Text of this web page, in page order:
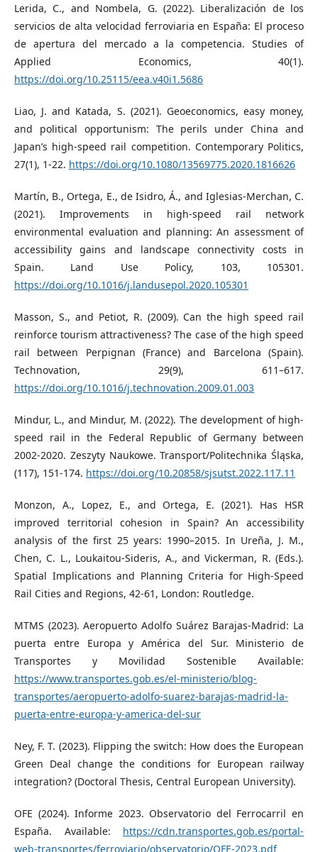
Lerida, C., and Nombela, G. (2022). Liberalización de los
servicios de alta velocidad ferroviaria en España: El proceso
de apertura del mercado a la competencia. Studies of
Applied Economics, 40(1).
https://doi.org/10.25115/eea.v40i1.5686
Liao, J. and Katada, S. (2021). Geoeconomics, easy money,
and political opportunism: The perils under China and
Japan’s high-speed rail competition. Contemporary Politics,
27(1), 1-22. https://doi.org/10.1080/13569775.2020.1816626
Martín, B., Ortega, E., de Isidro, Á., and Iglesias-Merchan, C.
(2021). Improvements in high-speed rail network
environmental evaluation and planning: An assessment of
accessibility gains and landscape connectivity costs in
Spain. Land Use Policy, 103, 105301.
https://doi.org/10.1016/j.landusepol.2020.105301
Masson, S., and Petiot, R. (2009). Can the high speed rail
reinforce tourism attractiveness? The case of the high speed
rail between Perpignan (France) and Barcelona (Spain).
Technovation, 29(9), 611–617.
https://doi.org/10.1016/j.technovation.2009.01.003
Mindur, L., and Mindur, M. (2022). The development of high-
speed rail in the Federal Republic of Germany between
2002-2020. Zeszyty Naukowe. Transport/Politechnika Śląska,
(117), 151-174. https://doi.org/10.20858/sjsutst.2022.117.11
Monzon, A., Lopez, E., and Ortega, E. (2021). Has HSR
improved territorial cohesion in Spain? An accessibility
analysis of the first 25 years: 1990–2015. In Ureña, J. M.,
Chen, C. L., Loukaitou-Sideris, A., and Vickerman, R. (Eds.).
Spatial Implications and Planning Criteria for High-Speed
Rail Cities and Regions, 42-61, London: Routledge.
MTMS (2023). Aeropuerto Adolfo Suárez Barajas-Madrid: La
puerta entre Europa y América del Sur. Ministerio de
Transportes y Movilidad Sostenible Available:
https://www.transportes.gob.es/el-ministerio/blog-
transportes/aeropuerto-adolfo-suarez-barajas-madrid-la-
puerta-entre-europa-y-america-del-sur
Ney, F. T. (2023). Flipping the switch: How does the European
Green Deal change the conditions for European railway
integration? (Doctoral Thesis, Central European University).
OFE (2024). Informe 2023. Observatorio del Ferrocarril en
España. Available: https://cdn.transportes.gob.es/portal-
web-transportes/ferroviario/observatorio/OFE-2023.pdf